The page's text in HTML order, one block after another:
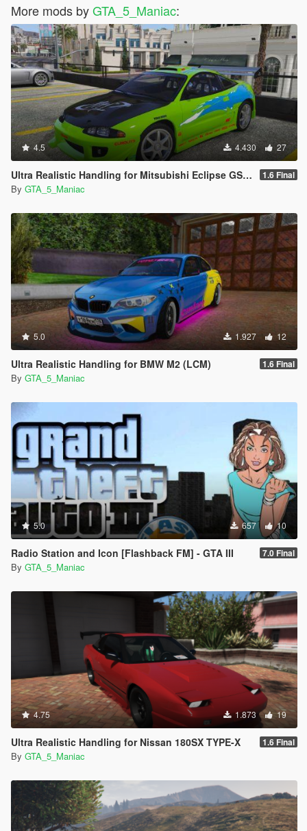
More mods byGTA_5_Maniac:
4.5 4.430 27
Ultra Realistic Handling for Mitsubishi Eclipse GS 1995 (Fast & Furious) 1.6 Final
By GTA_5_Maniac
5.0 1.927 12
Ultra Realistic Handling for BMW M2 (LCM) 1.6 Final
By GTA_5_Maniac
5.0 657 10
Radio Station and Icon [Flashback FM] - GTA III 7.0 Final
By GTA_5_Maniac
4.75 1.873 19
Ultra Realistic Handling for Nissan 180SX TYPE-X 1.6 Final
By GTA_5_Maniac